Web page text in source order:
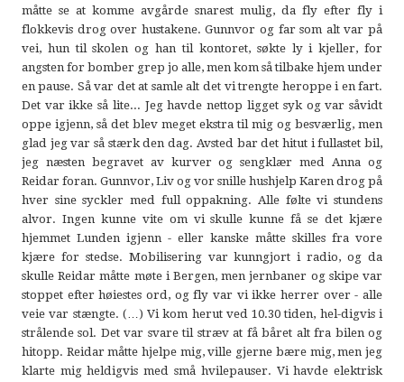
måtte se at komme avgårde snarest mulig, da fly efter fly i
flokkevis drog over hustakene. Gunnvor og far som alt var på
vei, hun til skolen og han til kontoret, søkte ly i kjeller, for
angsten for bomber grep jo alle, men kom så tilbake hjem under
en pause. Så var det at samle alt det vi trengte heroppe i en fart.
Det var ikke så lite... Jeg havde nettop ligget syk og var såvidt
oppe igjenn, så det blev meget ekstra til mig og besværlig, men
glad jeg var så stærk den dag. Avsted bar det hitut i fullastet bil,
jeg næsten begravet av kurver og sengklær med Anna og
Reidar foran. Gunnvor, Liv og vor snille hushjelp Karen drog på
hver sine syckler med full oppakning. Alle følte vi stundens
alvor. Ingen kunne vite om vi skulle kunne få se det kjære
hjemmet Lunden igjenn - eller kanske måtte skilles fra vore
kjære for stedse. Mobilisering var kunngjort i radio, og da
skulle Reidar måtte møte i Bergen, men jernbaner og skipe var
stoppet efter høiestes ord, og fly var vi ikke herrer over - alle
veie var stængte. (…) Vi kom herut ved 10.30 tiden, hel-digvis i
strålende sol. Det var svare til stræv at få båret alt fra bilen og
hitopp. Reidar måtte hjelpe mig, ville gjerne bære mig, men jeg
klarte mig heldigvis med små hvilepauser. Vi havde elektrisk